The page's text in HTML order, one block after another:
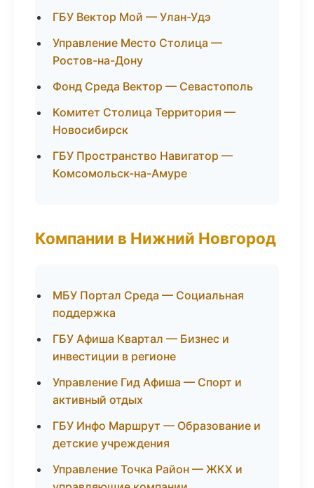
ГБУ Вектор Мой — Улан-Удэ
Управление Место Столица —
Ростов-на-Дону
Фонд Среда Вектор — Севастополь
Комитет Столица Территория —
Новосибирск
ГБУ Пространство Навигатор —
Комсомольск-на-Амуре
Компании в Нижний Новгород
МБУ Портал Среда — Социальная
поддержка
ГБУ Афиша Квартал — Бизнес и
инвестиции в регионе
Управление Гид Афиша — Спорт и
активный отдых
ГБУ Инфо Маршрут — Образование и
детские учреждения
Управление Точка Район — ЖКХ и